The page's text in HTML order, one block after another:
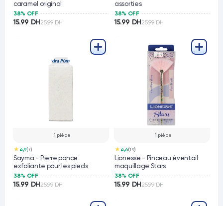
caramel original
38% OFF
15.99 DH 25.99 DH
assorties
38% OFF
15.99 DH 25.99 DH
1 pièce
★ 4,9(7)
Sayma - Pierre ponce
exfoliante pour les pieds
38% OFF
15.99 DH 25.99 DH
1 pièce
★ 4,6(19)
Lionesse - Pinceau éventail
maquillage Stars
38% OFF
15.99 DH 25.99 DH